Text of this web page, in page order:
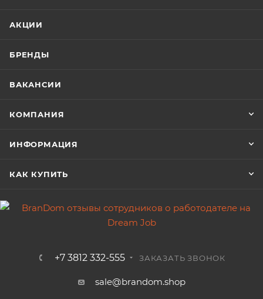
АКЦИИ
БРЕНДЫ
ВАКАНСИИ
КОМПАНИЯ
ИНФОРМАЦИЯ
КАК КУПИТЬ
+7 3812 332-555 ЗАКАЗАТЬ ЗВОНОК
sale@brandom.shop